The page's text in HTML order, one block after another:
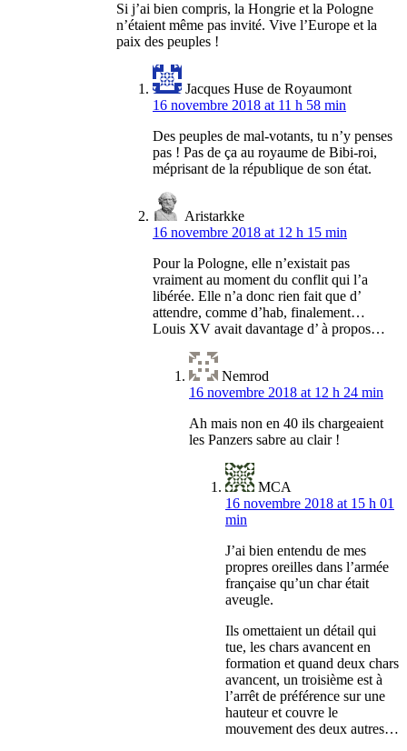
Si j’ai bien compris, la Hongrie et la Pologne
n’étaient même pas invité. Vive l’Europe et la
paix des peuples !
Jacques Huse de Royaumont
16 novembre 2018 at 11 h 58 min
Des peuples de mal-votants, tu n’y penses
pas ! Pas de ça au royaume de Bibi-roi,
méprisant de la république de son état.
Aristarkke
16 novembre 2018 at 12 h 15 min
Pour la Pologne, elle n’existait pas
vraiment au moment du conflit qui l’a
libérée. Elle n’a donc rien fait que d’
attendre, comme d’hab, finalement…
Louis XV avait davantage d’ à propos…
Nemrod
16 novembre 2018 at 12 h 24 min
Ah mais non en 40 ils chargeaient
les Panzers sabre au clair !
MCA
16 novembre 2018 at 15 h 01
min
J’ai bien entendu de mes
propres oreilles dans l’armée
française qu’un char était
aveugle.
Ils omettaient un détail qui
tue, les chars avancent en
formation et quand deux chars
avancent, un troisième est à
l’arrêt de préférence sur une
hauteur et couvre le
mouvement des deux autres…